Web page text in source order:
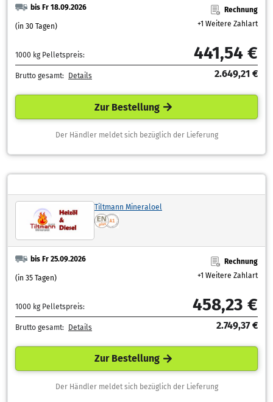
bis Fr 18.09.2026
(in 30 Tagen)
Rechnung
+1 Weitere Zahlart
1000 kg Pelletspreis: 441,54 €
Brutto gesamt: Details 2.649,21 €
Zur Bestellung
Der Händler meldet sich bezüglich der Lieferung
Tiltmann Mineraloel
bis Fr 25.09.2026
(in 35 Tagen)
Rechnung
+1 Weitere Zahlart
1000 kg Pelletspreis: 458,23 €
Brutto gesamt: Details 2.749,37 €
Zur Bestellung
Der Händler meldet sich bezüglich der Lieferung